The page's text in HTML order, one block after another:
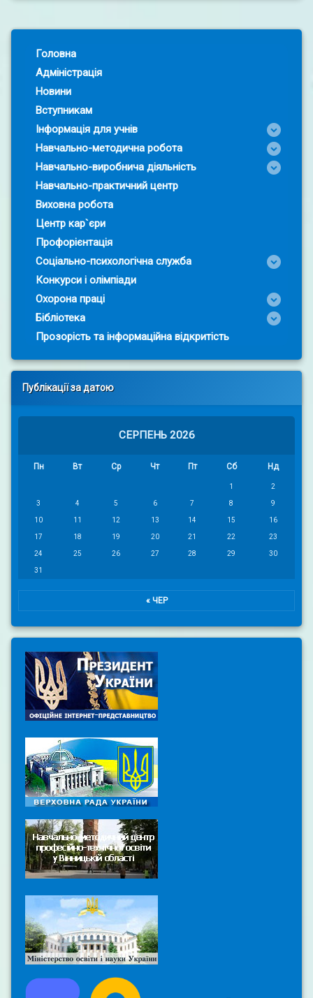
Головна
Адміністрація
Новини
Вступникам
Інформація для учнів
Навчально-методична робота
Навчально-виробнича діяльність
Навчально-практичний центр
Виховна робота
Центр кар`єри
Профорієнтація
Соціально-психологічна служба
Конкурси і олімпіади
Охорона праці
Бібліотека
Прозорість та інформаційна відкритість
Публікації за датою
СЕРПЕНЬ 2026
Пн Вт Ср Чт Пт Сб Нд
1 2
3 4 5 6 7 8 9
10 11 12 13 14 15 16
17 18 19 20 21 22 23
24 25 26 27 28 29 30
31
« ЧЕР